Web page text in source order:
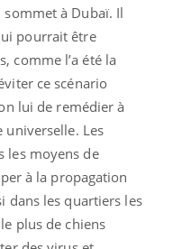
sommet à Dubaï. Il
pourrait être
comme l’a été la
ce scénario
lui de remédier à
universelle. Les
les moyens de
à la propagation
dans les quartiers les
plus de chiens